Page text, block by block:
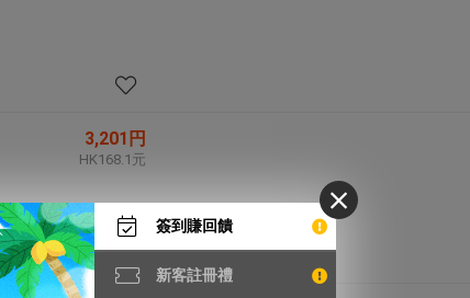
簽到賺回饋
新客註冊禮
3,201円
HK168.1元